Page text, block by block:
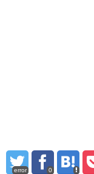
error 0